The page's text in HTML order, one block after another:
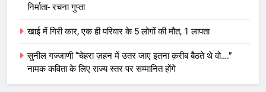
निर्माता- रचना गुप्ता
खाई में गिरी कार, एक ही परिवार के 5 लोगों की मौत, 1 लापता
सुनील गज्जाणी “चेहरा ज़हन में उतर जाए इतना क़रीब बैठते थे वो….”
नामक कविता के लिए राज्य स्तर पर सम्मानित होंगे